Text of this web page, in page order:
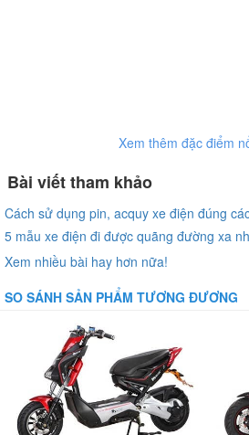
Xem thêm đặc điểm
Bài viết tham khảo
Cách sử dụng pin, acquy xe điện đúng
5 mẫu xe điện đi được quãng đường xa
Xem nhiều bài hay hơn nữa!
SO SÁNH SẢN PHẨM TƯƠNG ĐƯƠNG